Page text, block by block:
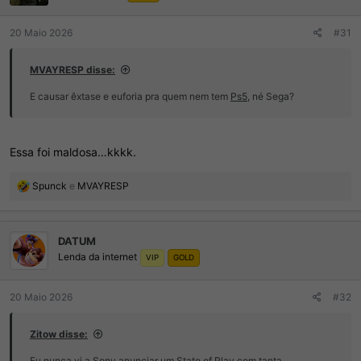
s
20 Maio 2026 #31
MVAYRESP disse:
E causar êxtase e euforia pra quem nem tem Ps5 , né Sega?
Essa foi maldosa…kkkk.
R
õ
e
Spunck e MVAYRESP
DATUM
Lenda da internet VIP GOLD
20 Maio 2026 #32
Zitow disse: